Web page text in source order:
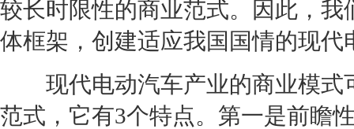
较长时限性的商业范式。因此，我
体框架，创建适应我国国情的现代
现代电动汽车产业的商业模式
范式，它有3个特点。第一是前瞻